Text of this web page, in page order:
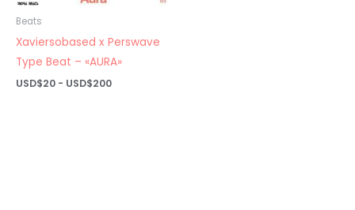
Beats
Xaviersobased x Perswave
Type Beat – «AURA»
USD$20 - USD$200Rango